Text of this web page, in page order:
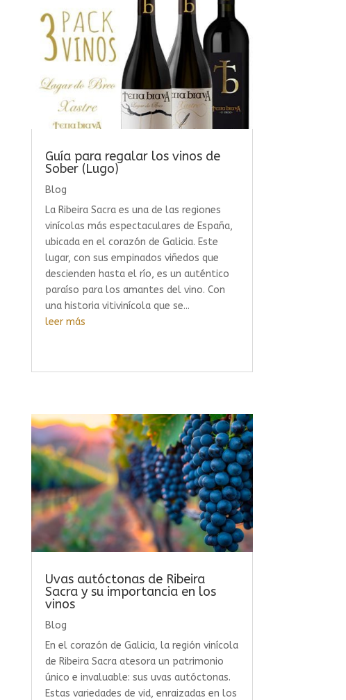
Guía para regalar los vinos de
Sober (Lugo)
Blog
La Ribeira Sacra es una de las regiones
vinícolas más espectaculares de España,
ubicada en el corazón de Galicia. Este
lugar, con sus empinados viñedos que
descienden hasta el río, es un auténtico
paraíso para los amantes del vino. Con
una historia vitivinícola que se...
leer más
Uvas autóctonas de Ribeira
Sacra y su importancia en los
vinos
Blog
En el corazón de Galicia, la región vinícola
de Ribeira Sacra atesora un patrimonio
único e invaluable: sus uvas autóctonas.
Estas variedades de vid, enraizadas en los